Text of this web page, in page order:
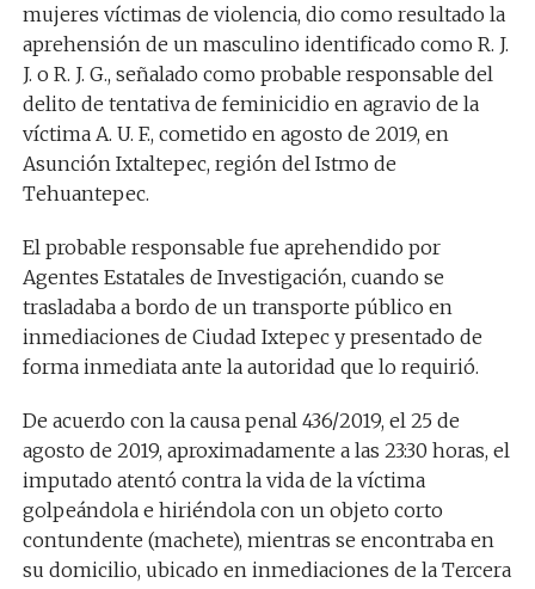
mujeres víctimas de violencia, dio como resultado la
aprehensión de un masculino identificado como R. J.
J. o R. J. G., señalado como probable responsable del
delito de tentativa de feminicidio en agravio de la
víctima A. U. F., cometido en agosto de 2019, en
Asunción Ixtaltepec, región del Istmo de
Tehuantepec.
El probable responsable fue aprehendido por
Agentes Estatales de Investigación, cuando se
trasladaba a bordo de un transporte público en
inmediaciones de Ciudad Ixtepec y presentado de
forma inmediata ante la autoridad que lo requirió.
De acuerdo con la causa penal 436/2019, el 25 de
agosto de 2019, aproximadamente a las 23:30 horas, el
imputado atentó contra la vida de la víctima
golpeándola e hiriéndola con un objeto corto
contundente (machete), mientras se encontraba en
su domicilio, ubicado en inmediaciones de la Tercera